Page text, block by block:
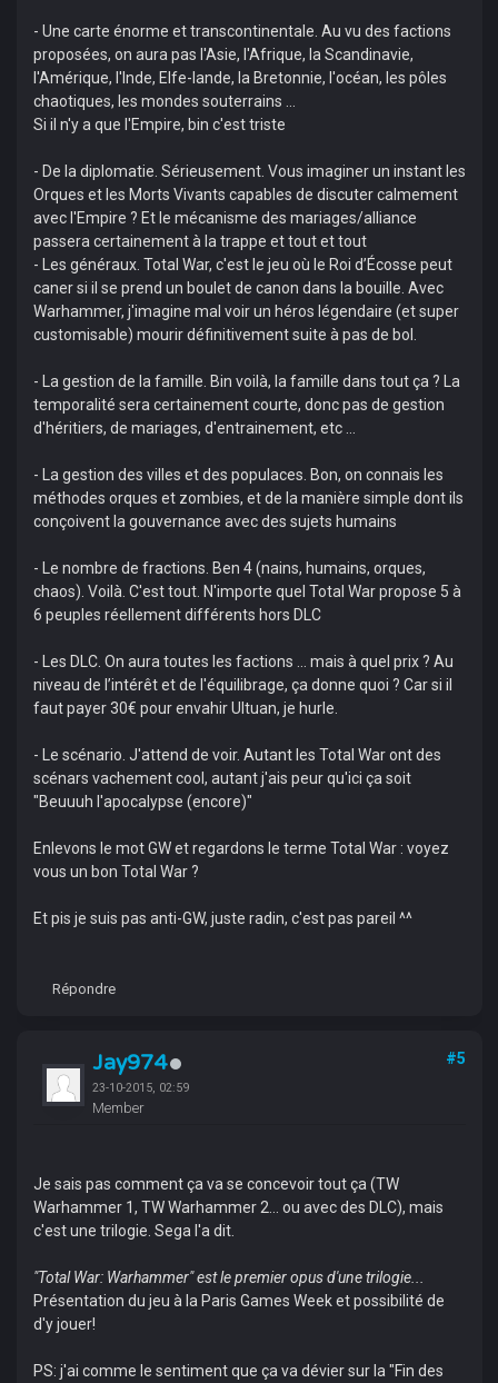
- Une carte énorme et transcontinentale. Au vu des factions
proposées, on aura pas l'Asie, l'Afrique, la Scandinavie,
l'Amérique, l'Inde, Elfe-lande, la Bretonnie, l'océan, les pôles
chaotiques, les mondes souterrains ...
Si il n'y a que l'Empire, bin c'est triste
- De la diplomatie. Sérieusement. Vous imaginer un instant les
Orques et les Morts Vivants capables de discuter calmement
avec l'Empire ? Et le mécanisme des mariages/alliance
passera certainement à la trappe et tout et tout
- Les généraux. Total War, c'est le jeu où le Roi d’Écosse peut
caner si il se prend un boulet de canon dans la bouille. Avec
Warhammer, j'imagine mal voir un héros légendaire (et super
customisable) mourir définitivement suite à pas de bol.
- La gestion de la famille. Bin voilà, la famille dans tout ça ? La
temporalité sera certainement courte, donc pas de gestion
d'héritiers, de mariages, d'entrainement, etc ...
- La gestion des villes et des populaces. Bon, on connais les
méthodes orques et zombies, et de la manière simple dont ils
conçoivent la gouvernance avec des sujets humains
- Le nombre de fractions. Ben 4 (nains, humains, orques,
chaos). Voilà. C'est tout. N'importe quel Total War propose 5 à
6 peuples réellement différents hors DLC
- Les DLC. On aura toutes les factions ... mais à quel prix ? Au
niveau de l’intérêt et de l'équilibrage, ça donne quoi ? Car si il
faut payer 30€ pour envahir Ultuan, je hurle.
- Le scénario. J'attend de voir. Autant les Total War ont des
scénars vachement cool, autant j'ais peur qu'ici ça soit
"Beuuuh l'apocalypse (encore)"
Enlevons le mot GW et regardons le terme Total War : voyez
vous un bon Total War ?
Et pis je suis pas anti-GW, juste radin, c'est pas pareil ^^
Répondre
Jay974
23-10-2015, 02:59
Member
#5
Je sais pas comment ça va se concevoir tout ça (TW
Warhammer 1, TW Warhammer 2... ou avec des DLC), mais
c'est une trilogie. Sega l'a dit.
"Total War: Warhammer" est le premier opus d'une trilogie...
Présentation du jeu à la Paris Games Week et possibilité de
d'y jouer!
PS: j'ai comme le sentiment que ça va dévier sur la "Fin des